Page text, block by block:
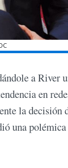
a River
en
la decisión
polémica